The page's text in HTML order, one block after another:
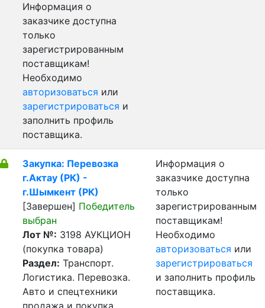
Информация о
заказчике доступна
только
зарегистрированным
поставщикам!
Необходимо
авторизоваться или
зарегистрироваться и
заполнить профиль
поставщика.
Закупка: Перевозка
г.Актау (РК) -
г.Шымкент (РК)
[Завершен] Победитель
выбран
Лот №: 3198 АУКЦИОН
(покупка товара)
Раздел: Транспорт.
Логистика. Перевозка.
Авто и спецтехники
продажа и покупка.
Информация о
заказчике доступна
только
зарегистрированным
поставщикам!
Необходимо
авторизоваться или
зарегистрироваться
и заполнить профиль
поставщика.